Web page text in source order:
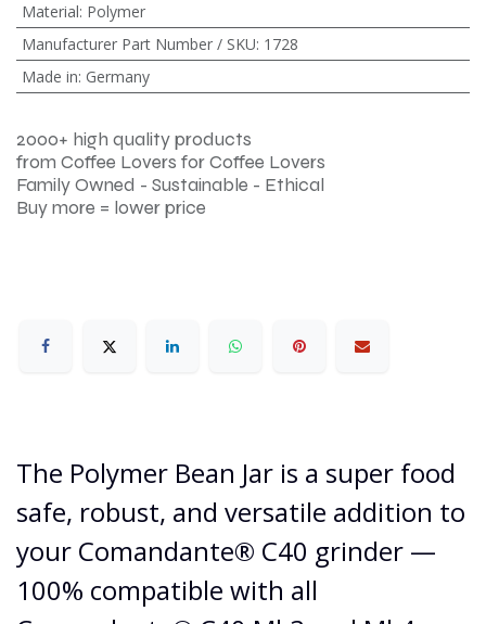
Material: Polymer
Manufacturer Part Number / SKU: 1728
Made in: Germany
2000+ high quality products
from Coffee Lovers for Coffee Lovers
Family Owned - Sustainable - Ethical
Buy more = lower price
The Polymer Bean Jar is a super food
safe, robust, and versatile addition to
your Comandante® C40 grinder —
100% compatible with all